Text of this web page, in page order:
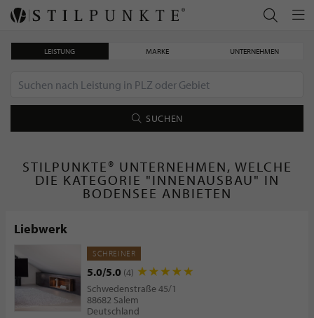
LEISTUNG MARKE UNTERNEHMEN
SUCHEN
STILPUNKTE® UNTERNEHMEN, WELCHE
DIE KATEGORIE "INNENAUSBAU" IN
BODENSEE ANBIETEN
Liebwerk
SCHREINER
5.0/5.0 (4)
Schwedenstraße 45/1
88682 Salem
Deutschland